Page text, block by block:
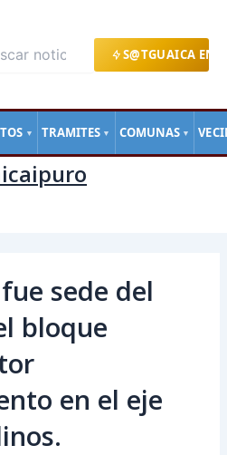
S@TGUAICA EN
▼ TRAMITES ▼ COMUNAS ▼
sede del
bloque
en el eje